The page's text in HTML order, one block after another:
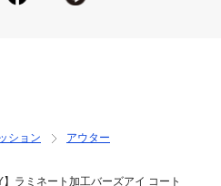
トです。
スーツなどに広く使われていま
ション
アウター
】ラミネート加工バーズアイ コート